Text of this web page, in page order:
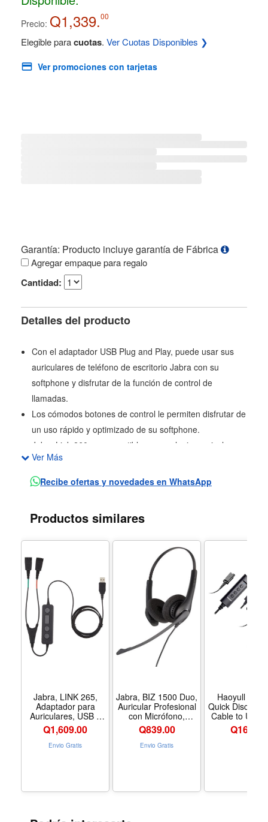
Precio: Q1,339.00
Elegible paracuotas. Ver Cuotas Disponibles ❯
Ver promociones con tarjetas
Garantía: Producto incluye garantía de Fábrica
Agregar empaque para regalo
Cantidad:
Detalles del producto
Con el adaptador USB Plug and Play, puede usar sus
auriculares de teléfono de escritorio Jabra con su
softphone y disfrutar de la función de control de
llamadas.
Los cómodos botones de control le permiten disfrutar de
un uso rápido y optimizado de su softphone.
Jabra Link 260 es compatible con cualquier auricular
Jabra QD con cable y con todas las marcas líderes de
softphones; esto lo convierte en la solución ideal para
Incluye procesamiento digital de señales (DSP) para una
experiencia de audio limpia y sin problemas.
Conector: USB (M) a Desconexión rápida (M).
Ver Más
Recibe ofertas y novedades en WhatsApp
Productos similares
Jabra, LINK 265,
Adaptador para
Auriculares, USB a
Desconexión Rápida
en Y, Color Negro
Q1,609.00
Envio Gratis
Jabra, BIZ 1500 Duo,
Auricular Profesional
con Micrófono,
Cableado, Quick
Disconnect, Color
Negro
Q839.00
Envio Gratis
Haoyull
Quick
Cable to USB
Adapter for
Center Office
Q164.00